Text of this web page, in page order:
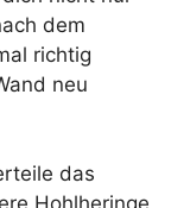
dem
richtig
neu
das
Hohlheringe